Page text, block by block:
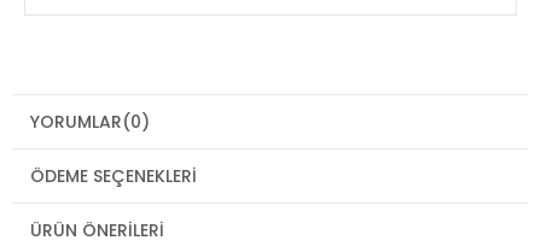
YORUMLAR(0)
ÖDEME SEÇENEKLERI
ÜRÜN ÖNERILERI